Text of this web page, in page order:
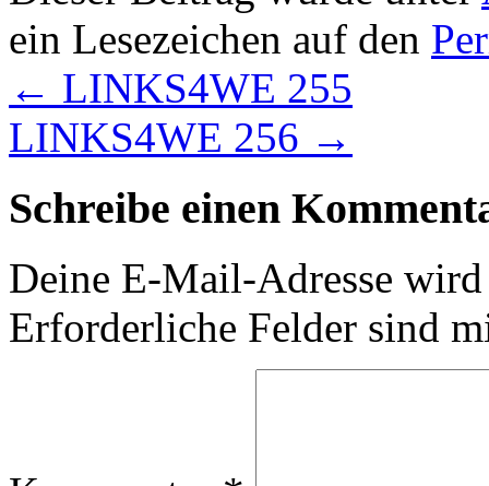
ein Lesezeichen auf den
← LINKS4WE 255
LINKS4WE 256 →
Schreibe einen
Deine E-Mail-Adresse
Erforderliche Felder sind